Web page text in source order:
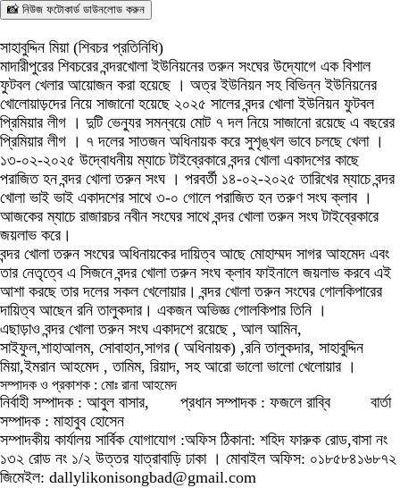
📸 নিউজ ফটোকার্ড ডাউনলোড করুন
সাহাবুদ্দিন মিয়া (শিবচর প্রতিনিধি)
মাদারীপুরের শিবচরের বন্দরখোলা ইউনিয়নের তরুন সংঘের উদ্যোগে এক বিশাল
ফুটবল খেলার আয়োজন করা হয়েছে । অত্র ইউনিয়ন সহ বিভিন্ন ইউনিয়নের
খোলোয়াড়দের নিয়ে সাজানো হয়েছে ২০২৫ সালের বন্দর খোলা ইউনিয়ন ফুটবল
প্রিমিয়ার লীগ । দুটি ভেন্যুর সমন্বয়ে মোট ৭ দল নিয়ে সাজানো রয়েছে এ বছরের
প্রিমিয়ার লীগ । ৭ দলের সাতজন অধিনায়ক করে সুশৃঙ্খল ভাবে চলছে খেলা ।
১৩-০২-২০২৫ উদ্বোধনীয় ম্যাচে টাইব্রেকারে বন্দর খোলা একাদশের কাছে
পরাজিত হন বন্দর খোলা তরুন সংঘ । পরবর্তী ১৪-০২-২০২৫ তারিখের ম্যাচে বন্দর
খোলা ভাই ভাই একাদশের সাথে ৩-০ গোলে পরাজিত হন তরুণ সংঘ ক্লাব ।
আজকের ম্যাচে রাজারচর নবীন সংঘের সাথে বন্দর খোলা তরুন সংঘ টাইব্রেকারে
জয়লাভ করে।
বন্দর খোলা তরুন সংঘের অধিনায়কের দায়িত্ব আছে মোহাম্মদ সাগর আহমেদ এবং
তার নেতৃত্বে এ সিজনে বন্দর খোলা তরুন সংঘ ক্লাব ফাইনালে জয়লাভ করবে এই
আশা করছে তার দলের সকল খেলোয়ার। বন্দর খোলা তরুন সংঘের গোলকিপারের
দায়িত্ব আছেন রনি তালুকদার। একজন অভিজ্ঞ গোলকিপার তিনি ।
এছাড়াও বন্দর খোলা তরুন সংঘ একাদশে রয়েছে , আল আমিন,
সাইফুল,শাহাআলম, সোবাহান,সাগর ( অধিনায়ক) ,রনি তালুকদার, সাহাবুদ্দিন
মিয়া,ইমরান আহমেদ , তামিম, রিয়াদ, সহ আরো ভালো ভালো খেলোয়ার ।
সম্পাদক ও প্রকাশক : মোঃ রানা আহমেদ
নির্বাহী সম্পাদক : আবুল বাসার, প্রধান সম্পাদক : ফজলে রাব্বি বার্তা
সম্পাদক : মাহাবুব হোসেন
সম্পাদকীয় কার্যালয় সার্বিক যোগাযোগ :অফিস ঠিকানা: শহিদ ফারুক রোড,বাসা নং
১৩২ রোড নং ১/২ উত্তর যাত্রাবাড়ি ঢাকা । মোবাইল অফিস: ০১৮৫৮৪১৬৮৭২
জিমেইল: dallylikonisongbad@gmail.com